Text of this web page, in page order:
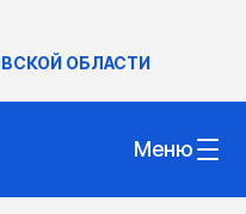
ОБЛАСТИ
Меню